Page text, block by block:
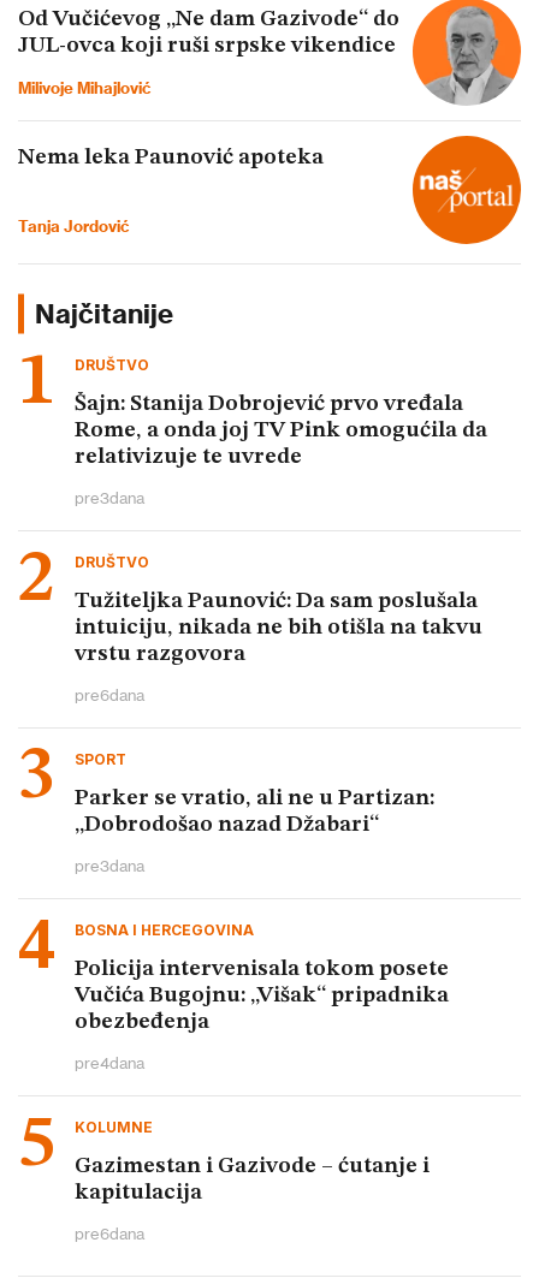
Od Vučićevog „Ne dam Gazivode“ do
JUL-ovca koji ruši srpske vikendice
Milivoje Mihajlović
Nema leka Paunović apoteka
Tanja Jordović
Najčitanije
DRUŠTVO
Šajn: Stanija Dobrojević prvo vređala
Rome, a onda joj TV Pink omogućila da
relativizuje te uvrede
pre3dana
DRUŠTVO
Tužiteljka Paunović: Da sam poslušala
intuiciju, nikada ne bih otišla na takvu
vrstu razgovora
pre6dana
SPORT
Parker se vratio, ali ne u Partizan:
„Dobrodošao nazad Džabari“
pre3dana
BOSNA I HERCEGOVINA
Policija intervenisala tokom posete
Vučića Bugojnu: „Višak“ pripadnika
obezbeđenja
pre4dana
KOLUMNE
Gazimestan i Gazivode – ćutanje i
kapitulacija
pre6dana